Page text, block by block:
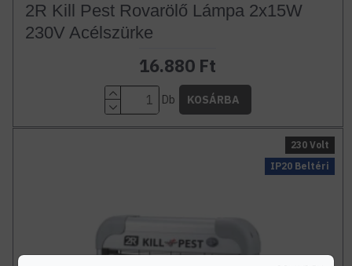
2R Kill Pest Rovarölő Lámpa 2x15W
230V Acélszürke
16.880 Ft
Db KOSÁRBA
IP20 Beltéri
230 Volt